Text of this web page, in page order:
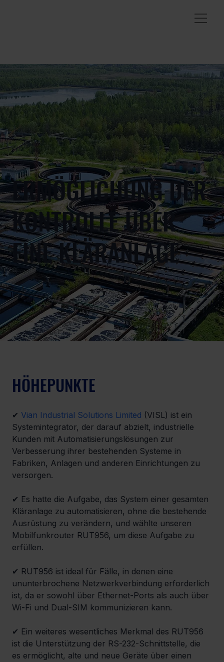
ERMÖGLICHUNG DER
KONTROLLE ÜBER
EINE KLÄRANLAGE
HÖHEPUNKTE
✔ Vian Industrial Solutions Limited (VISL) ist ein
Systemintegrator, der darauf abzielt, industrielle
Kunden mit Automatisierungslösungen zur
Verbesserung ihrer bestehenden Systeme in
Fabriken, Anlagen und anderen Einrichtungen zu
versorgen.
✔ Es hatte die Aufgabe, das System einer gesamten
Kläranlage zu automatisieren, ohne die bestehende
Ausrüstung zu verändern, und wählte unseren
Mobilfunkrouter RUT956, um diese Aufgabe zu
erfüllen.
✔ RUT956 ist ideal für Fälle, in denen eine
ununterbrochene Netzwerkverbindung erforderlich
ist, da er sowohl über Ethernet-Ports als auch über
Wi-Fi und Dual-SIM kommunizieren kann.
✔ Ein weiteres wesentliches Merkmal des RUT956
ist die Unterstützung der RS-232-Schnittstelle, die
es ermöglicht, alte und neue Geräte über einen